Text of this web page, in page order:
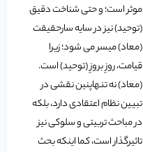
موثر است؛ و حتی شناخت دقیق
(توحید) نیز در سایه سارحقیقت
(معاد) میسر می شود؛ زیرا
قیامت، روزِ بروزِ (توحید) است.
(معاد) نه تنهاپنین نقشی در
تبیین نظام اعتقادی دارد، بلکه
در مباحث تربیتی و سلوکی نیز
تاثیرگذار است، کما اینکه بحث